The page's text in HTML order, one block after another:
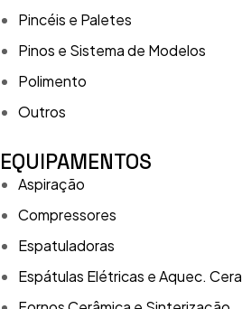
Pincéis e Paletes
Pinos e Sistema de Modelos
Polimento
Outros
EQUIPAMENTOS
Aspiração
Compressores
Espatuladoras
Espátulas Elétricas e Aquec. Cera